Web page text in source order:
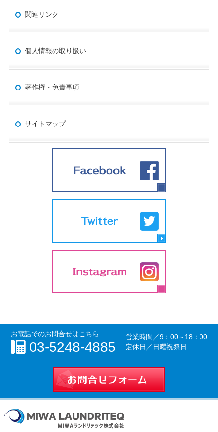
関連リンク
個人情報の取り扱い
著作権・免責事項
サイトマップ
お電話でのお問合せはこちら
03-5248-4885
営業時間／9：00～18：00
定休日／日曜祝祭日